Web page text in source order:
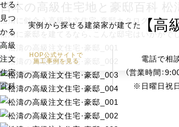
実例から探せる建築家が建てた 【
HOP公式サイトで
施工事例を見る
電話で相
（営業時間：
※日曜日祝
日本の高級住宅地と豪邸百科 松
松濤に似合う高級注文住宅・豪邸カタログ
松濤に豪邸を建てるなら、こんな邸宅はいかがで